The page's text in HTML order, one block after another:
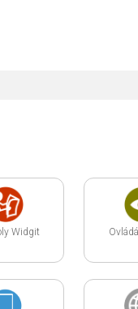
Widgit